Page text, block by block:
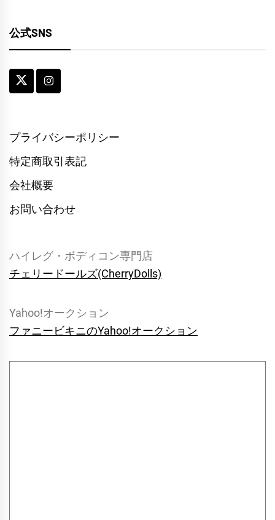
公式SNS
プライバシーポリシー
特定商取引表記
会社概要
お問い合わせ
ハイレグ・ボディコン専門店
チェリードールズ(CherryDolls)
Yahoo!オークション
ファニービキニのYahoo!オークション